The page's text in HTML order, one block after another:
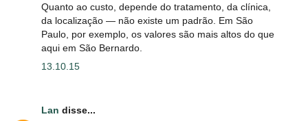
Quanto ao custo, depende do tratamento, da clínica,
da localização ― não existe um padrão. Em São
Paulo, por exemplo, os valores são mais altos do que
aqui em São Bernardo.
13.10.15
Lan disse...